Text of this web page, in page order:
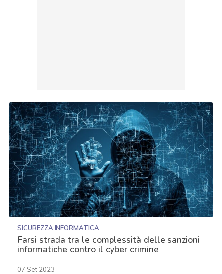
SICUREZZA INFORMATICA
Farsi strada tra le complessità delle sanzioni
informatiche contro il cyber crimine
07 Set 2023